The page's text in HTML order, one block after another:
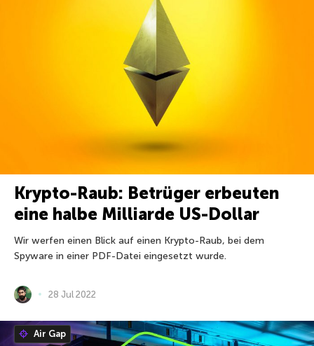
Krypto-Raub: Betrüger erbeuten
eine halbe Milliarde US-Dollar
Wir werfen einen Blick auf einen Krypto-Raub, bei dem
Spyware in einer PDF-Datei eingesetzt wurde.
28 Jul 2022
Air Gap